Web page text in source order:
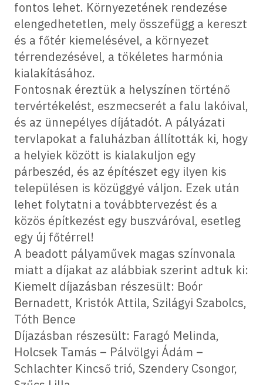
fontos lehet. Környezetének rendezése
elengedhetetlen, mely összefügg a kereszt
és a főtér kiemelésével, a környezet
térrendezésével, a tökéletes harmónia
kialakításához.
Fontosnak éreztük a helyszínen történő
tervértékelést, eszmecserét a falu lakóival,
és az ünnepélyes díjátadót. A pályázati
tervlapokat a faluházban állították ki, hogy
a helyiek között is kialakuljon egy
párbeszéd, és az építészet egy ilyen kis
településen is közüggyé váljon. Ezek után
lehet folytatni a továbbtervezést és a
közös építkezést egy buszváróval, esetleg
egy új főtérrel!
A beadott pályaművek magas színvonala
miatt a díjakat az alábbiak szerint adtuk ki:
Kiemelt díjazásban részesült: Boór
Bernadett, Kristók Attila, Szilágyi Szabolcs,
Tóth Bence
Díjazásban részesült: Faragó Melinda,
Holcsek Tamás – Pálvölgyi Ádám –
Schlachter Kincső trió, Szendery Csongor,